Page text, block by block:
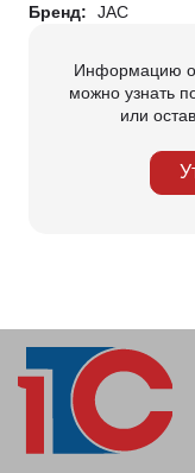
Бренд:
JAC
Информацию о
можно узнать
или